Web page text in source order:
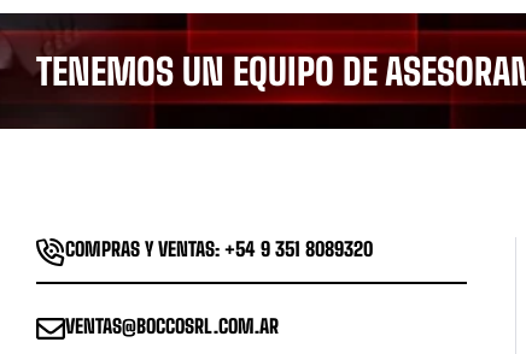
TENEMOS UN EQUIPO DE
COMPRAS Y VENTAS: +54 9 351 8089320
VENTAS@BOCCOSRL.COM.AR